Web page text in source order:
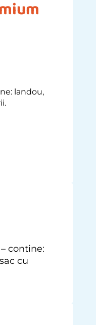
landou,
contine:
cu